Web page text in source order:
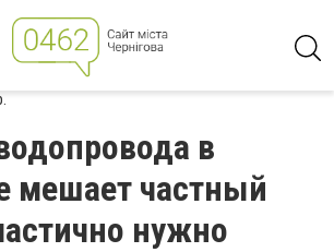
в
мешает частный
нужно